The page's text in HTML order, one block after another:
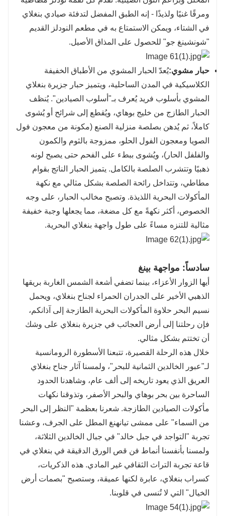
ومرقًا غنيًا ولذيذًا - إنه الطبق المفضل لتدفئة صيادي بنغلاي
في الشتاء، ويمكن الاستمتاع به في مطعم النودلز القديم
"شونشينغ جو" للحصول على المذاق الأصيل.
حبار مشوي:يُعدّ الحبار المشوي من الأطباق الخفيفة
الكلاسيكية في المدن الساحلية، ويتميز حبار جزيرة بنغلاي
المشوي بأسلوب فريد يُعرف بـ"أسلوب الصيادين". يُنظف
الحبار الطازج من خليج بوهاي، ويُقطع إلى شرائح أو يُشوى
كاملاً، ثم يُدهن بصلصة منزلية الصنع (مكونة من معجون فول
الصويا ومعجون الفول الحلو، ممزوجة بالثوم والكمون
والفلفل الحار)، ويُشوى ببطء على الفحم حتى يصبح لونه
ذهبيًا وتتشرب الصلصة بالكامل. يتميز الحبار الناتج بقوام
مطاطي، وتتداخل رائحة الصلصة بشكل مثالي مع نكهة
المأكولات البحرية اللذيذة. وتصبح مخالب الحبار، على وجه
الخصوص، أكثر نكهةً مع كل مضغة، مما يجعلها وجبة خفيفة
مثالية للتنزه مساءً على طول واجهة بنغلاي البحرية.
سادساً: مواجهة بينغ
أيها الزوار الأعزاء، بينما تضفي أشعة الشمس الغاربة بريقها
الذهبي الأخير على الجدران الحمراء لجناح بنغلاي، ويحمل
نسيم البحر حلاوة المأكولات البحرية الطازجة إلى آذانكم،
فإن رحلتنا إلى أرض العجائب في جزيرة بنغلاي على وشك
أن تختتم بشكل مثالي.
خلال هذه الرحلة القصيرة، تتبعنا الأسطورة الرومانسية
لـ"عبور الخالدين الثمانية للبحر"، ولمسنا آثار جناح بنغلاي
العريق الذي يعود تاريخه إلى ألف عام، وشاهدنا الحدود
الساحرة بين بحر بوهاي والبحر الأصفر، وتذوقنا نكهات
مأكولات الصيادين الطازجة. شعرنا بعظمة "النظر إلى البحر
من السماء" على ممشى تيانهنغ المطل على الجرف، وعشنا
تجربة "التواجد في جبل خالد" في جبال الخالدين الثلاثة،
ولمسنا بأنفسنا أنماط فن قص الورق الدقيقة في بنغلاي في
قاعة تجربة التراث الثقافي غير المادي. هذه الذكريات،
كسراب بنغلاي، عابرة لكنها عميقة، وستصبح "بصمات أرض
الخيال" التي لا تُنسى في قلوبنا.